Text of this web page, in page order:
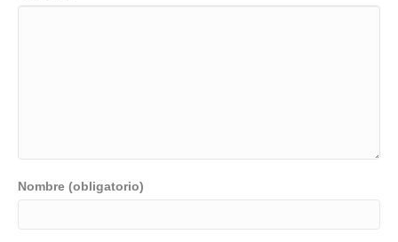
Nombre (obligatorio)